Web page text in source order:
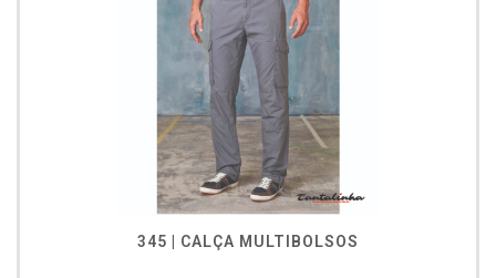
345 | CALÇA MULTIBOLSOS